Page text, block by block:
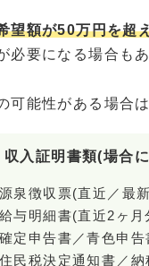
望額が50万円を超
必要になる場合も
可能性がある場合
収入証明書類(場合
源泉徴収票(直近／最
給与明細書(直近2ヶ月
確定申告書／青色申告
住民税決定通知書／納